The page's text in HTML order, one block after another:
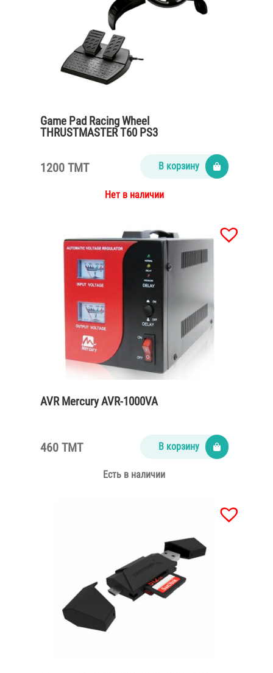
Game Pad Racing Wheel
THRUSTMASTER T60 PS3
1200 TMT В корзину
Нет в наличии
AVR Mercury AVR-1000VA
460 TMT В корзину
Есть в наличии